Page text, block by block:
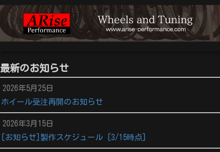
最新のお知らせ
2026年5月25日
ホイール受注再開のお知らせ
2026年3月15日
[お知らせ]製作スケジュール [3/15時点]